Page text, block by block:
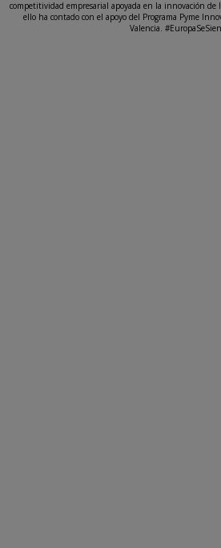
competitividad empresarial apoyada en la innovación
ello ha contado con el apoyo del Programa Pyme
Valencia.